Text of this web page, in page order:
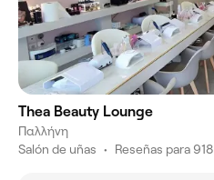
Thea Beauty Lounge
Παλλήνη
Salón de uñas • Reseñas para 918